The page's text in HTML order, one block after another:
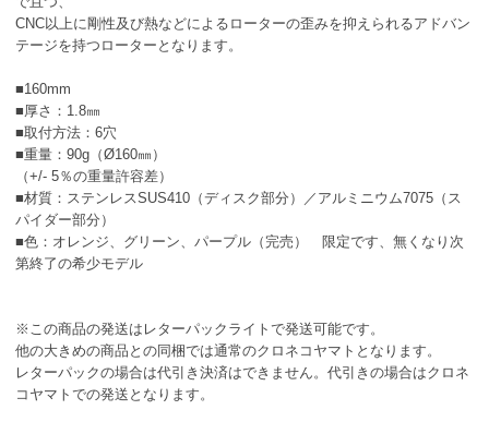
CNC以上に剛性及び熱などによるローターの歪みを抑えられるアドバン
テージを持つローターとなります。
■160mm
■厚さ：1.8㎜
■取付方法：6穴
■重量：90g（Ø160㎜）
（+/- 5％の重量許容差）
■材質：ステンレスSUS410（ディスク部分）／アルミニウム7075（ス
パイダー部分）
■色：オレンジ、グリーン、パープル（完売） 限定です、無くなり次
第終了の希少モデル
※この商品の発送はレターパックライトで発送可能です。
他の大きめの商品との同梱では通常のクロネコヤマトとなります。
レターパックの場合は代引き決済はできません。代引きの場合はクロネ
コヤマトでの発送となります。